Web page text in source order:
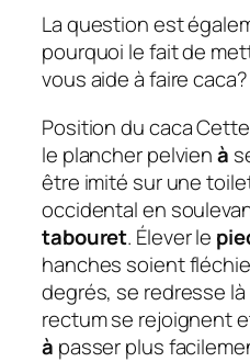
La question est
pourquoi le fait de
vous aide à faire caca?
Position du caca
le plancher pelvienà
être imité sur une
occidental en
tabouret. Élever le
hanches soient
degrés, se redresse
rectum se rejoignent
à passer plus